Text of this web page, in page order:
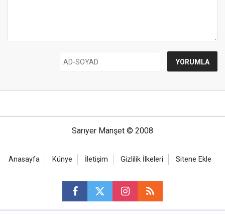
Sarıyer Manşet © 2008
Anasayfa Künye İletişim Gizlilik İlkeleri Sitene Ekle